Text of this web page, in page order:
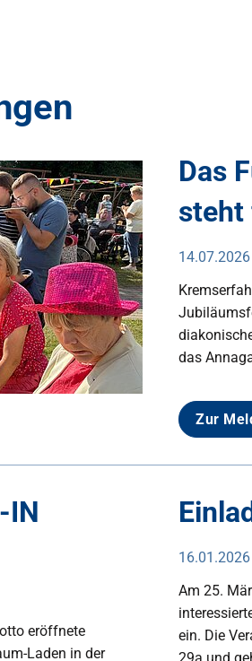
Das
steht
14.07.2026
das
Zur
IN
eröffnete
Laden in der
16.01.2026
Am 25.
ein. Die